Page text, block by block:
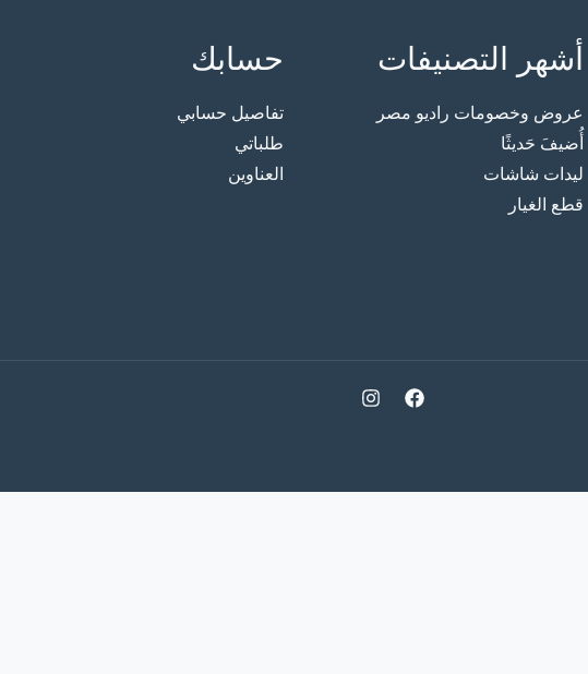
أشهر التصنيفات
عروض وخصومات راديو مصر
أُضيفَ حَديثًا
ليدات شاشات
قطع الغيار
حسابك
تفاصيل حسابي
طلباتي
العناوين